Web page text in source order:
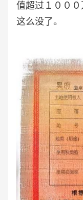
值超过１００
这么没了。